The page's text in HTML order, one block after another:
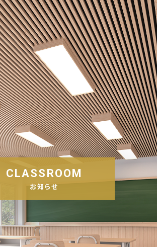
CLASSROOM
お知らせ